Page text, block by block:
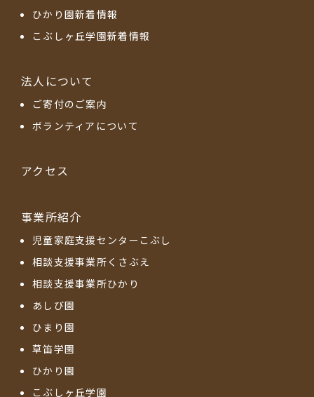
ひかり園新着情報
こぶしヶ丘学園新着情報
法人について
ご寄付のご案内
ボランティアについて
アクセス
事業所紹介
児童家庭支援センターこぶし
相談支援事業所くさぶえ
相談支援事業所ひかり
あしび園
ひまり園
草笛学園
ひかり園
こぶしヶ丘学園